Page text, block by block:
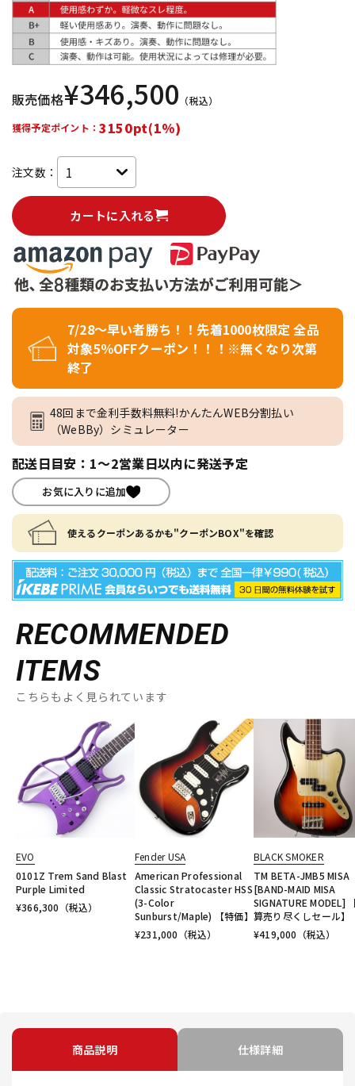
販売価格¥346,500 （税込）
獲得予定ポイント：3150pt(1%)
注文数：
カートに入れる
7/28～早い者勝ち！！先着1000枚限定 全品
対象5％OFFクーポン！！！※無くなり次第
終了
48回まで金利手数料無料!かんたんWEB分割払い
（WeBBy）シミュレーター
配送日目安：1～2営業日以内に発送予定
お気に入りに追加
使えるクーポンあるかも"クーポンBOX"を確認
RECOMMENDED
ITEMS
こちらもよく見られています
EVO
0101Z Trem Sand Blast
Purple Limited
¥366,300 （税込）
Fender USA
American Professional
Classic Stratocaster HSS
(3-Color
Sunburst/Maple) 【特価】
¥231,000 （税込）
BLACK SMOKER
TM BETA-JMB5 MISA
[BAND-MAID MISA
SIGNATURE MODEL]
算売り尽くしセール】
¥419,000 （税込）
商品説明 仕様詳細